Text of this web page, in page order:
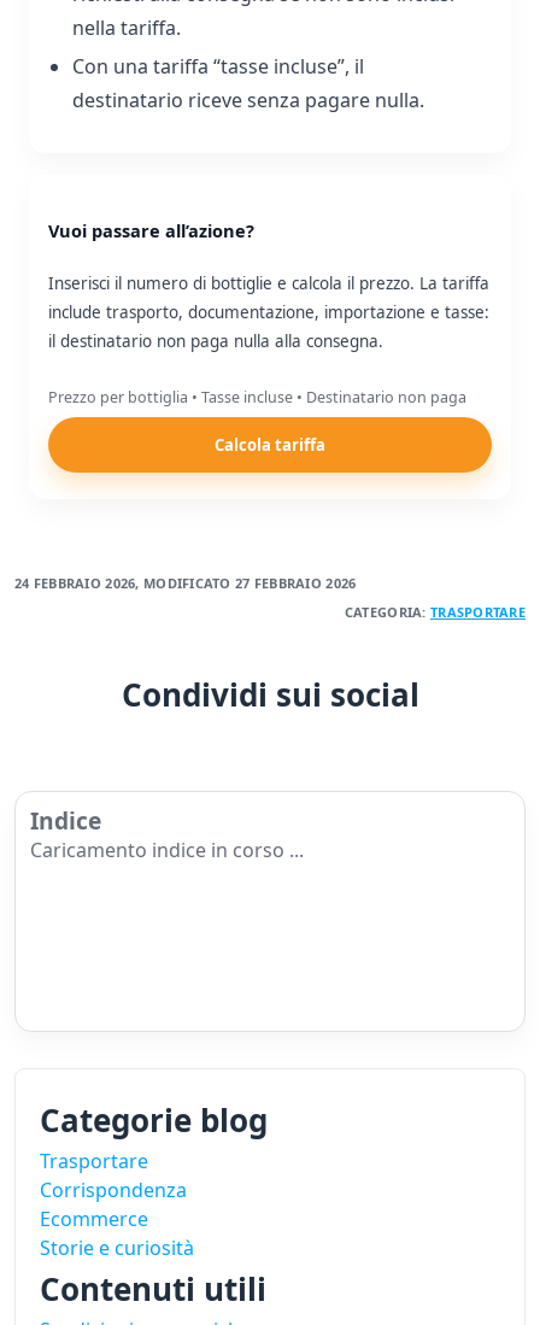
nella tariffa.
Con una tariffa “tasse incluse”, il
destinatario riceve senza pagare nulla.
Vuoi passare all’azione?
Inserisci il numero di bottiglie e calcola il prezzo. La tariffa
include trasporto, documentazione, importazione e tasse:
il destinatario non paga nulla alla consegna.
Prezzo per bottiglia • Tasse incluse • Destinatario non paga
Calcola tariffa
24 FEBBRAIO 2026, MODIFICATO 27 FEBBRAIO 2026
CATEGORIA: TRASPORTARE
Condividi sui social
Indice
Caricamento indice in corso ...
Categorie blog
Trasportare
Corrispondenza
Ecommerce
Storie e curiosità
Contenuti utili